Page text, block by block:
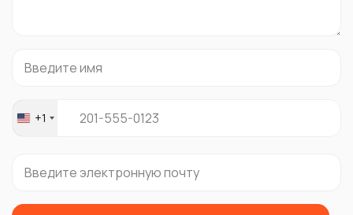
United
+1